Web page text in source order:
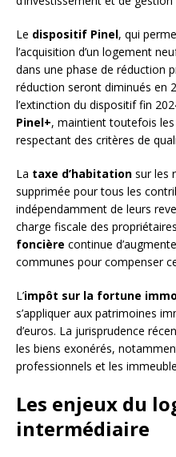
Le dispositif Pinel, qui
l’acquisition d’un logement
dans une phase de réduction
réduction seront diminués en
l’extinction du dispositif fin
Pinel+, maintient toutefois
respectant des critères de
La taxe d’habitation sur les
supprimée pour tous les
indépendamment de leurs
charge fiscale des
foncière continue
communes pour compenser
L’impôt sur la fortune
s’appliquer aux patrimoines
d’euros. La jurisprudence
les biens exonérés,
professionnels et les
Les enjeux du
intermédiaire